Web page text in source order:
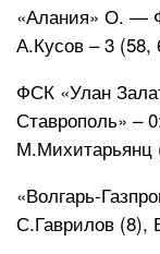
«Алания» О. —
А.Кусов – 3 (58,
ФСК «Улан
Ставрополь» –
М.Михитарьянц
«Волгарь-
С.Гаврилов (8),